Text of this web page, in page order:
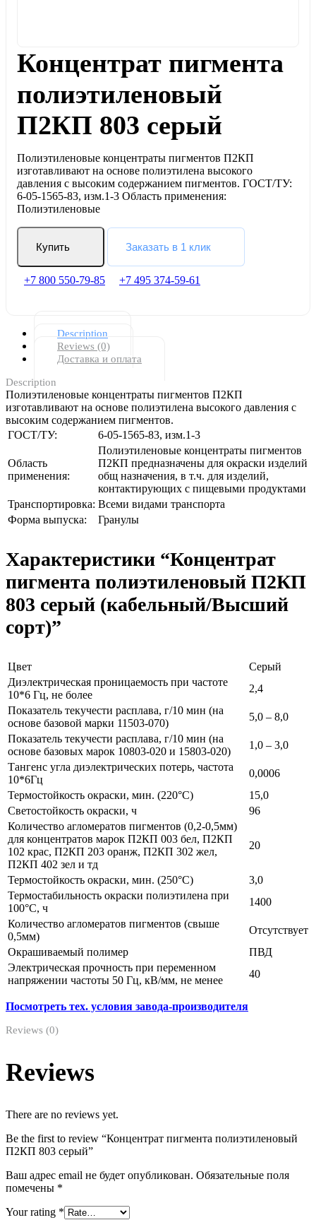
Концентрат пигмента
полиэтиленовый
П2КП 803 серый
Полиэтиленовые концентраты пигментов П2КП
изготавливают на основе полиэтилена высокого
давления с высоким содержанием пигментов. ГОСТ/ТУ:
6-05-1565-83, изм.1-3 Область применения:
Полиэтиленовые
Купить Заказать в 1 клик
+7 800 550-79-85 +7 495 374-59-61
Description
Reviews (0)
Доставка и оплата
Description
Полиэтиленовые концентраты пигментов П2КП
изготавливают на основе полиэтилена высокого давления с
высоким содержанием пигментов.
ГОСТ/ТУ:
6-05-1565-83, изм.1-3
Область
применения:
Полиэтиленовые концентраты пигментов
П2КП предназначены для окраски изделий
общ назначения, в т.ч. для изделий,
контактирующих с пищевыми продуктами
Транспортировка: Всеми видами транспорта
Форма выпуска:
Гранулы
Характеристики “Концентрат
пигмента полиэтиленовый П2КП
803 серый (кабельный/Высший
сорт)”
Цвет
Серый
Диэлектрическая проницаемость при частоте
10*6 Гц, не более
2,4
Показатель текучести расплава, г/10 мин (на
основе базовой марки 11503-070)
5,0 – 8,0
Показатель текучести расплава, г/10 мин (на
основе базовых марок 10803-020 и 15803-020)
1,0 – 3,0
Тангенс угла диэлектрических потерь, частота
10*6Гц
0,0006
Термостойкость окраски, мин. (220°С)
15,0
Светостойкость окраски, ч
96
Количество агломератов пигментов (0,2-0,5мм)
для концентратов марок П2КП 003 бел, П2КП
102 крас, П2КП 203 оранж, П2КП 302 жел,
П2КП 402 зел и тд
20
Термостойкость окраски, мин. (250°С)
3,0
Термостабильность окраски полиэтилена при
100°С, ч
1400
Количество агломератов пигментов (свыше
0,5мм)
Отсутствует
Окрашиваемый полимер
ПВД
Электрическая прочность при переменном
напряжении частоты 50 Гц, кВ/мм, не менее
40
Посмотреть тех. условия завода-производителя
Reviews (0)
Reviews
There are no reviews yet.
Be the first to review “Концентрат пигмента полиэтиленовый
П2КП 803 серый”
Ваш адрес email не будет опубликован. Обязательные поля
помечены *
Your rating *